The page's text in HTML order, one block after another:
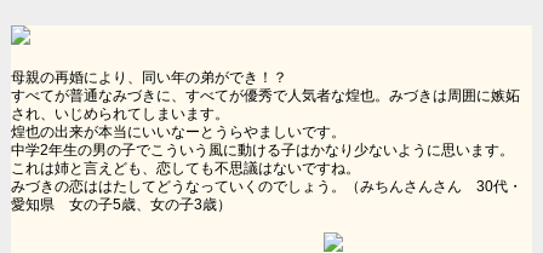
母親の再婚により、同い年の弟ができ！？
すべてが普通なみづきに、すべてが優秀で人気者な煌也。みづきは周囲に嫉妬
され、いじめられてしまいます。
煌也の出来が本当にいいなーとうらやましいです。
中学2年生の男の子でこういう風に動ける子はかなり少ないように思います。
これは姉と言えども、恋しても不思議はないですね。
みづきの恋ははたしてどうなっていくのでしょう。（みちんさんさん 30代・
愛知県 女の子5歳、女の子3歳）